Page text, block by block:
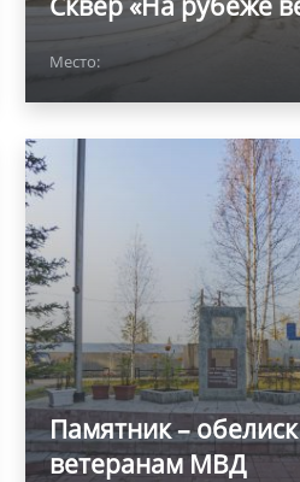
Место:
Памятник – обелиск
ветеранам МВД